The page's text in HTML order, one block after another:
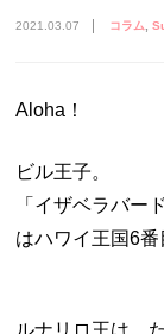
2021.03.07 コラム
Aloha！
ビル王子。
「イザベラバー
はハワイ王国6番
ルナリロ王は、